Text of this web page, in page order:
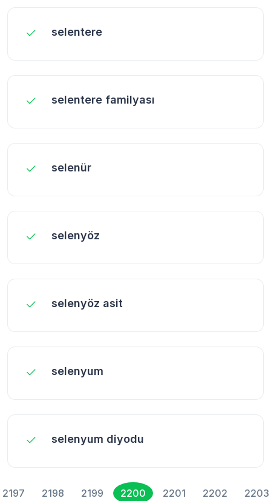
selentere
selentere familyası
selenür
selenyöz
selenyöz asit
selenyum
selenyum diyodu
2197 2198 2199 2200 2201 2202 2203